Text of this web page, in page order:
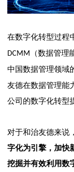
在数字化转型过程
DCMM
（数据管
中国数据管理领域
友德在数据管理能
公司的数字化转型
对于和治友德来说
字化为引擎，加快
挖掘并有效利用数